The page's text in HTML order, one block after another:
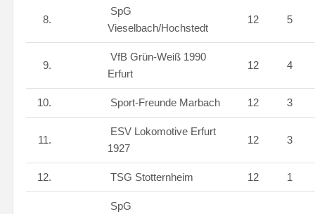
8.
SpG
Vieselbach/Hochstedt
12 5
9.
VfB Grün-Weiß 1990
Erfurt
12 4
10. Sport-Freunde Marbach 12 3
11.
ESV Lokomotive Erfurt
1927
12 3
12. TSG Stotternheim 12 1
SpG